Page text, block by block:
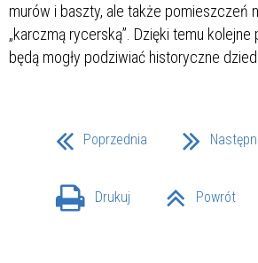
murów i baszty, ale także pomieszczeń
„karczmą rycerską”. Dzięki temu kolejne
będą mogły podziwiać historyczne
Poprzednia
Drukuj Powrót